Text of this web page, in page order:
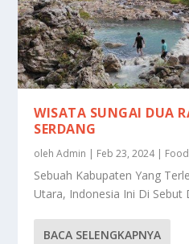
WISATA SUNGAI DUA
SERDANG
olehAdmin | Feb 23, 2024|
Sebuah Kabupaten Yang
Utara, Indonesia Ini Di Sebut
BACA SELENGKAPNYA